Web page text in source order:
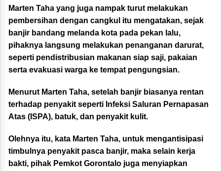
Marten Taha yang juga nampak turut melakukan
pembersihan dengan cangkul itu mengatakan, sejak
banjir bandang melanda kota pada pekan lalu,
pihaknya langsung melakukan penanganan darurat,
seperti pendistribusian makanan siap saji, pakaian
serta evakuasi warga ke tempat pengungsian.
Menurut Marten Taha, setelah banjir biasanya rentan
terhadap penyakit seperti Infeksi Saluran Pernapasan
Atas (ISPA), batuk, dan penyakit kulit.
Olehnya itu, kata Marten Taha, untuk mengantisipasi
timbulnya penyakit pasca banjir, maka selain kerja
bakti, pihak Pemkot Gorontalo juga menyiapkan